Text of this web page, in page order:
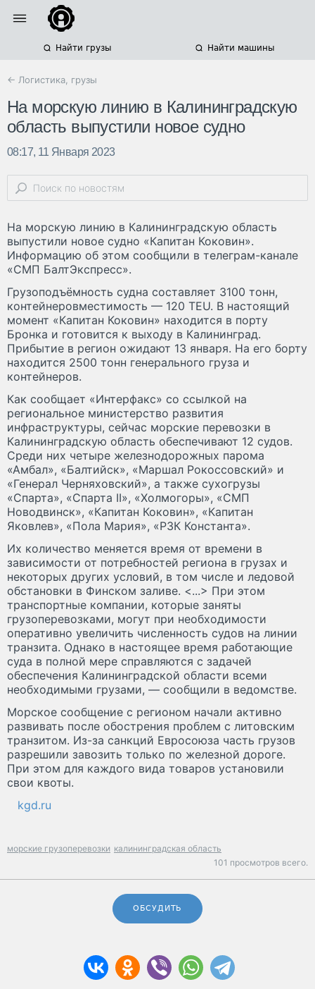
Найти грузы Найти машины
← Логистика, грузы
На морскую линию в Калининградскую
область выпустили новое судно
08:17, 11 Января 2023
На морскую линию в Калининградскую область
выпустили новое судно «Капитан Коковин».
Информацию об этом сообщили в телеграм-канале
«СМП БалтЭкспресс».
Грузоподъёмность судна составляет 3100 тонн,
контейнеровместимость — 120 TEU. В настоящий
момент «Капитан Коковин» находится в порту
Бронка и готовится к выходу в Калининград.
Прибытие в регион ожидают 13 января. На его борту
находится 2500 тонн генерального груза и
контейнеров.
Как сообщает «Интерфакс» со ссылкой на
региональное министерство развития
инфраструктуры, сейчас морские перевозки в
Калининградскую область обеспечивают 12 судов.
Среди них четыре железнодорожных парома
«Амбал», «Балтийск», «Маршал Рокоссовский» и
«Генерал Черняховский», а также сухогрузы
«Спарта», «Спарта II», «Холмогоры», «СМП
Новодвинск», «Капитан Коковин», «Капитан
Яковлев», «Пола Мария», «РЗК Константа».
Их количество меняется время от времени в
зависимости от потребностей региона в грузах и
некоторых других условий, в том числе и ледовой
обстановки в Финском заливе. <...> При этом
транспортные компании, которые заняты
грузоперевозками, могут при необходимости
оперативно увеличить численность судов на линии
транзита. Однако в настоящее время работающие
суда в полной мере справляются с задачей
обеспечения Калининградской области всеми
необходимыми грузами, — сообщили в ведомстве.
Морское сообщение с регионом начали активно
развивать после обострения проблем с литовским
транзитом. Из-за санкций Евросоюза часть грузов
разрешили завозить только по железной дороге.
При этом для каждого вида товаров установили
свои квоты.
kgd.ru
морские грузоперевозки калининградская область
101 просмотров всего.
ОБСУДИТЬ